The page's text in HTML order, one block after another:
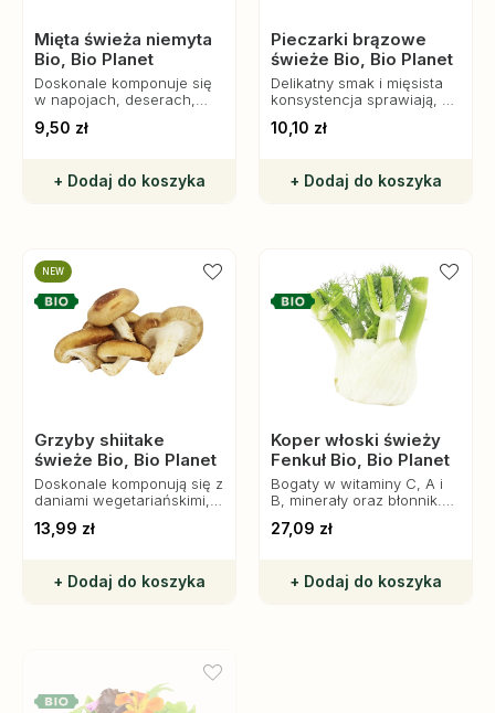
Mięta świeża niemyta
Bio, Bio Planet
Doskonale komponuje się
w napojach, deserach,
do mięs i ryb, wzbogacając
9,50 zł
+ Dodaj do koszyka
Pieczarki brązowe
świeże Bio, Bio Planet
Delikatny smak i mięsista
konsystencja sprawiają, że
zarówno na surowo, jak i
10,10 zł
+ Dodaj do koszyka
NEW
Grzyby shiitake
świeże Bio, Bio Planet
Doskonale komponują się z
daniami wegetariańskimi,
risotto.
13,99 zł
+ Dodaj do koszyka
Koper włoski świeży
Fenkuł Bio, Bio Planet
Bogaty w witaminy C, A i
B, minerały oraz błonnik.
potraw wegetariańskich.
27,09 zł
+ Dodaj do koszyka